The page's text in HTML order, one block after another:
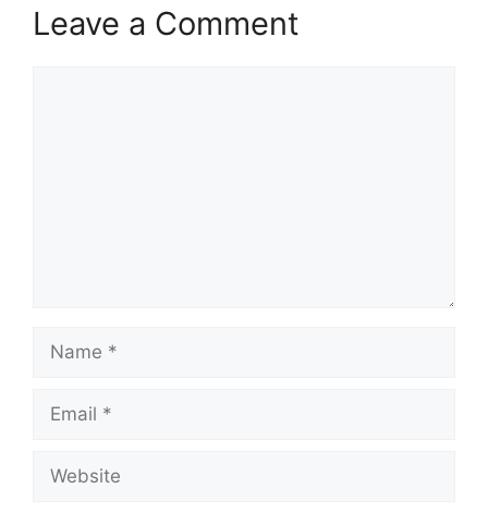
Leave a Comment